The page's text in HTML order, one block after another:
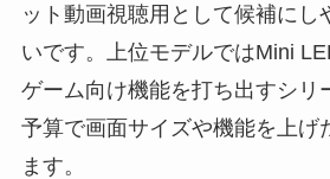
ット動画視聴用として候補にし
いです。上位モデルではMini
ゲーム向け機能を打ち出すシリ
予算で画面サイズや機能を上げ
ます。